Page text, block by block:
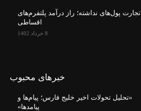
تجارت پول‌های نداشته؛ راز درآمد پلتفرم‌های
اقساطی
8 خرداد 1402
خبرهای محبوب
«تحلیل تحولات اخیر خلیج فارس؛ پیام‌ها و
پیامدها»